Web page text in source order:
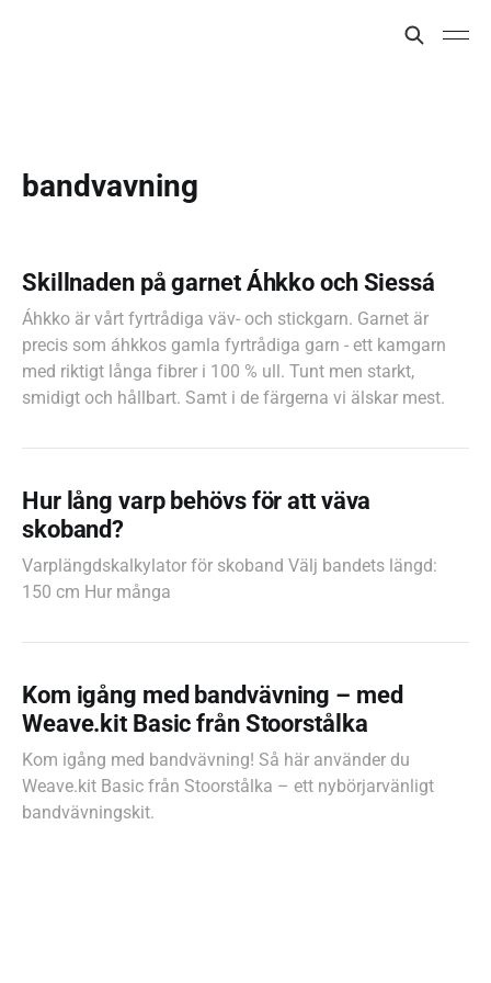
bandvavning
Skillnaden på garnet Áhkko och Siessá
Áhkko är vårt fyrtrådiga väv- och stickgarn. Garnet är
precis som áhkkos gamla fyrtrådiga garn - ett kamgarn
med riktigt långa fibrer i 100 % ull. Tunt men starkt,
smidigt och hållbart. Samt i de färgerna vi älskar mest.
Hur lång varp behövs för att väva
skoband?
Varplängdskalkylator för skoband Välj bandets längd:
150 cm Hur många
Kom igång med bandvävning – med
Weave.kit Basic från Stoorstålka
Kom igång med bandvävning! Så här använder du
Weave.kit Basic från Stoorstålka – ett nybörjarvänligt
bandvävningskit.